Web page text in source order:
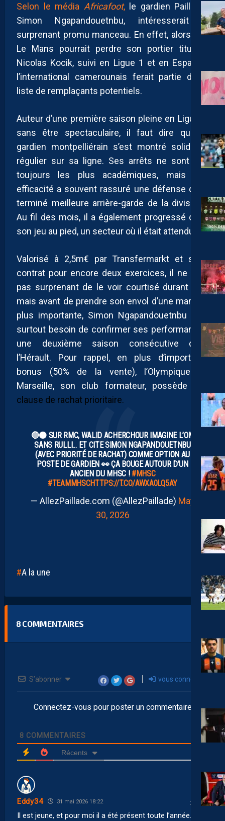
Selon le média Africafoot, le gardien Pailladin,
Simon Ngapandouetnbu, intéresserait le
surprenant promu manceau. En effet, alors que
Le Mans pourrait perdre son portier titulaire
Nicolas Kocik, suivi en Ligue 1 et en Espagne,
l’international camerounais ferait partie d’une
liste de remplaçants potentiels.
Auteur d’une première saison pleine en Ligue 2,
sans être spectaculaire, il faut dire que le
gardien montpelliérain s’est montré solide et
régulier sur sa ligne. Ses arrêts ne sont pas
toujours les plus académiques, mais son
efficacité a souvent rassuré une défense qui a
terminé meilleure arrière-garde de la division .
Au fil des mois, il a également progressé dans
son jeu au pied, un secteur où il était attendu.
Valorisé à 2,5m€ par Transfermarkt et sous
contrat pour encore deux exercices, il ne sera
pas surprenant de le voir courtisé durant l’été
mais avant de prendre son envol d’une manière
plus importante, Simon Ngapandouetnbu aura
surtout besoin de confirmer ses performances
une deuxième saison consécutive dans
l’Hérault. Pour rappel, en plus d’importants
bonus (50% de la vente), l’Olympique de
Marseille, son club formateur, possède
clause de rachat prioritaire.
🔵🟠 SUR RMC, WALID ACHERCHOUR IMAGINE L’OM
SANS RULLI… ET CITE SIMON NGAPANDOUETNBU
(AVEC PRIORITÉ DE RACHAT) COMME OPTION AU
POSTE DE GARDIEN 👀 ÇA BOUGE AUTOUR D’UN
ANCIEN DU MHSC ! #MHSC
#TEAMMHSCHTTPS://T.CO/AWXA0LQ5AY
— AllezPaillade.com (@AllezPaillade) May
30, 2026
A la une
8 COMMENTAIRES
S’abonner vous connecter
Connectez-vous pour poster un commentaire
8 COMMENTAIRES
Récents
Eddy34 31 mai 2026 18:22
Il est jeune, et pour moi il a été présent toute l’année. Il a